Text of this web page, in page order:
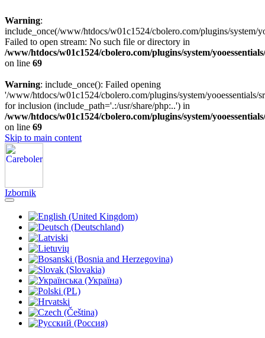
Warning:
include_once(/www/htdocs/w01c1524/cbolero.com/plugins/system/
Failed to open stream: No such file or directory in
/www/htdocs/w01c1524/cbolero.com/plugins/system/
on line 69
Warning: include_once(): Failed opening
'/www/htdocs/w01c1524/cbolero.com/plugins/system/yooessentials/
for inclusion (include_path='.:/usr/share/php:..') in
/www/htdocs/w01c1524/cbolero.com/plugins/system/
on line 69
Skip to main content
Izbornik